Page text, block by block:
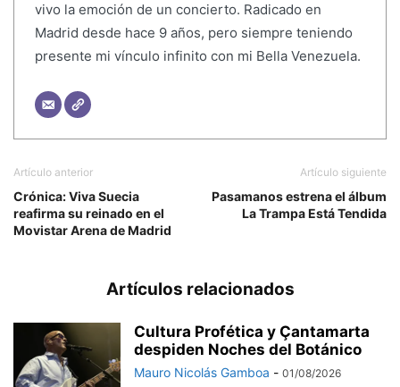
vivo la emoción de un concierto. Radicado en
Madrid desde hace 9 años, pero siempre teniendo
presente mi vínculo infinito con mi Bella Venezuela.
Artículo anterior
Crónica: Viva Suecia
reafirma su reinado en el
Movistar Arena de Madrid
Artículo siguiente
Pasamanos estrena el álbum
La Trampa Está Tendida
Artículos relacionados
Cultura Profética y Çantamarta
despiden Noches del Botánico
Mauro Nicolás Gamboa - 01/08/2026